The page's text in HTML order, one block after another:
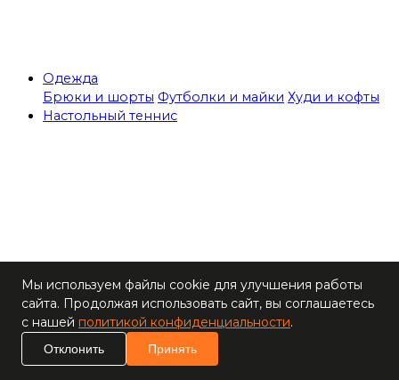
Одежда
Брюки и шорты Футболки и майки Худи и кофты
Настольный теннис
Ракетки
Накладки для
ракеток
ракеток
Мы используем файлы cookie для улучшения работы
сайта. Продолжая использовать сайт, вы соглашаетесь
с нашей политикой конфиденциальности.
Отклонить Принять